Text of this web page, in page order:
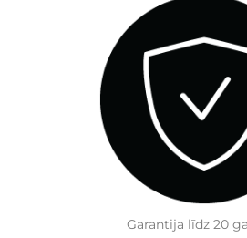
Garantija līdz 20